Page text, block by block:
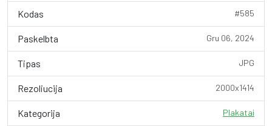
Kodas #585
Paskelbta Gru 06, 2024
Tipas JPG
Rezoliucija 2000x1414
Kategorija Plakatai